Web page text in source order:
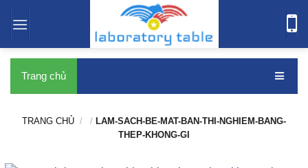
bàn thí nghiệm
Trang chủ
TRANG CHỦ / / LAM-SACH-BE-MAT-BAN-THI-NGHIEM-BANG-
THEP-KHONG-GI